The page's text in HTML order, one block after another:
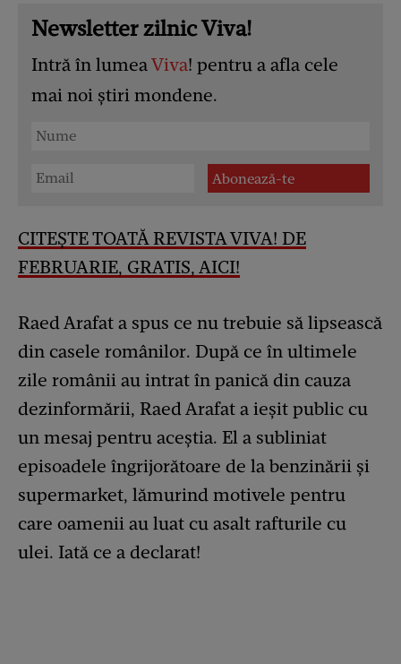
Newsletter zilnic Viva!
Intră în lumeaViva! pentru a afla cele
mai noi știri mondene.
CITEȘTE TOATĂ REVISTA VIVA! DE
FEBRUARIE, GRATIS, AICI!
Raed Arafat a spus ce nu trebuie să lipsească
din casele românilor. După ce în ultimele
zile românii au intrat în panică din cauza
dezinformării, Raed Arafat a ieșit public cu
un mesaj pentru aceștia. El a subliniat
episoadele îngrijorătoare de la benzinării și
supermarket, lămurind motivele pentru
care oamenii au luat cu asalt rafturile cu
ulei. Iată ce a declarat!